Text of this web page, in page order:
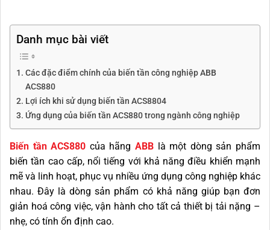
Danh mục bài viết
Các đặc điểm chính của biến tần công nghiệp ABB
ACS880
Lợi ích khi sử dụng biến tần ACS8804
Ứng dụng của biến tần ACS880 trong ngành công nghiệp
Biến tần ACS880 của hãngABB là một dòng sản phẩm
biến tần cao cấp, nổi tiếng với khả năng điều khiển mạnh
mẽ và linh hoạt, phục vụ nhiều ứng dụng công nghiệp khác
nhau. Đây là dòng sản phẩm có khả năng giúp bạn đơn
giản hoá công việc, vận hành cho tất cả thiết bị tải nặng –
nhẹ, có tính ổn định cao.